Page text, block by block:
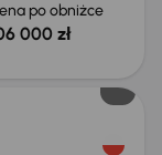
po obniżce
000 zł